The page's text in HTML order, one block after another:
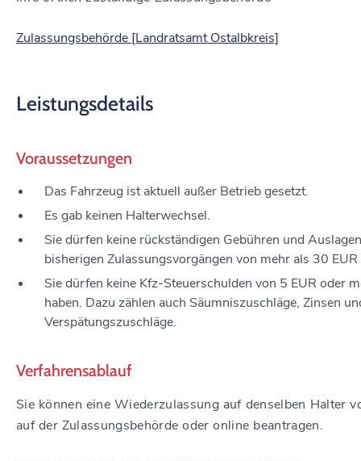
Zulassungsbehörde [Landratsamt Ostalbkreis]
Leistungsdetails
Voraussetzungen
Das Fahrzeug ist aktuell außer Betrieb gesetzt.
Es gab keinen Halterwechsel.
Sie dürfen keine rückständigen Gebühren und
bisherigen Zulassungsvorgängen von mehr als 30 EUR
Sie dürfen keine Kfz-Steuerschulden von 5 EUR oder
haben. Dazu zählen auch Säumniszuschläge, Zinsen
Verspätungszuschläge.
Verfahrensablauf
Sie können eine Wiederzulassung auf denselben Halter
auf der Zulassungsbehörde oder online beantragen.